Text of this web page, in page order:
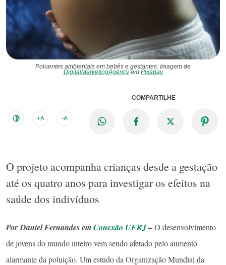
Poluentes ambientais em bebês e gestantes. Imagem de
DigitalMarketingAgencyem Pixabay
+A -A
COMPARTILHE
O projeto acompanha crianças desde a gestação
até os quatro anos para investigar os efeitos na
saúde dos indivíduos
PorDaniel FernandesemConexão UFRJ–O desenvolvimento
de jovens do mundo inteiro vem sendo afetado pelo aumento
alarmante da poluição. Um estudo da Organização Mundial da